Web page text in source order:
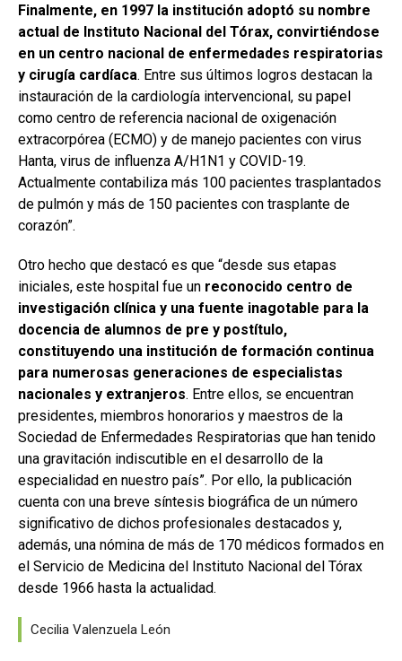
Finalmente, en 1997 la institución adoptó su nombre
actual de Instituto Nacional del Tórax, convirtiéndose
en un centro nacional de enfermedades respiratorias
y cirugía cardíaca. Entre sus últimos logros destacan la
instauración de la cardiología intervencional, su papel
como centro de referencia nacional de oxigenación
extracorpórea (ECMO) y de manejo pacientes con virus
Hanta, virus de influenza A/H1N1 y COVID-19.
Actualmente contabiliza más 100 pacientes trasplantados
de pulmón y más de 150 pacientes con trasplante de
corazón”.
Otro hecho que destacó es que “desde sus etapas
iniciales, este hospital fue un reconocido centro de
investigación clínica y una fuente inagotable para la
docencia de alumnos de pre y postítulo,
constituyendo una institución de formación continua
para numerosas generaciones de especialistas
nacionales y extranjeros. Entre ellos, se encuentran
presidentes, miembros honorarios y maestros de la
Sociedad de Enfermedades Respiratorias que han tenido
una gravitación indiscutible en el desarrollo de la
especialidad en nuestro país”. Por ello, la publicación
cuenta con una breve síntesis biográfica de un número
significativo de dichos profesionales destacados y,
además, una nómina de más de 170 médicos formados en
el Servicio de Medicina del Instituto Nacional del Tórax
desde 1966 hasta la actualidad.
Cecilia Valenzuela León